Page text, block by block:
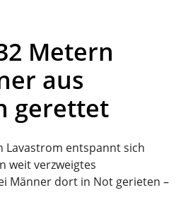
Metern
aus
gerettet
Lavastrom entspannt sich
weit verzweigtes
Männer dort in Not gerieten –